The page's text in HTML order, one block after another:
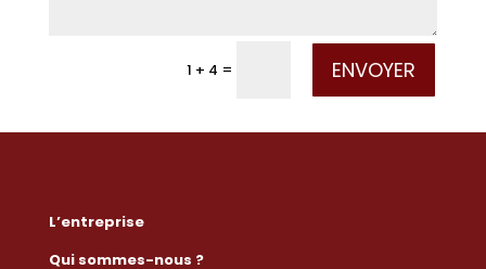
1 + 4 = ENVOYER
L’entreprise
Qui sommes-nous ?